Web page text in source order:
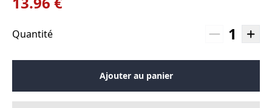
Quantité 1
Ajouter au panier